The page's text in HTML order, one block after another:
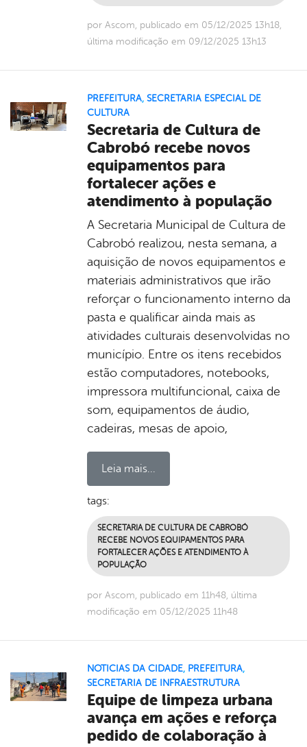
por Ascom, publicado em 05/12/2025 13h18,
última modificação em 09/12/2025 13h13
PREFEITURA, SECRETARIA ESPECIAL DE
CULTURA
Secretaria de Cultura de
Cabrobó recebe novos
equipamentos para
fortalecer ações e
atendimento à população
A Secretaria Municipal de Cultura de
Cabrobó realizou, nesta semana, a
aquisição de novos equipamentos e
materiais administrativos que irão
reforçar o funcionamento interno da
pasta e qualificar ainda mais as
atividades culturais desenvolvidas no
município. Entre os itens recebidos
estão computadores, notebooks,
impressora multifuncional, caixa de
som, equipamentos de áudio,
cadeiras, mesas de apoio,
Leia mais...
tags:
SECRETARIA DE CULTURA DE CABROBÓ
RECEBE NOVOS EQUIPAMENTOS PARA
FORTALECER AÇÕES E ATENDIMENTO À
POPULAÇÃO
por Ascom, publicado em 11h48, última
modificação em 05/12/2025 11h48
NOTICIAS DA CIDADE, PREFEITURA,
SECRETARIA DE INFRAESTRUTURA
Equipe de limpeza urbana
avança em ações e reforça
pedido de colaboração à